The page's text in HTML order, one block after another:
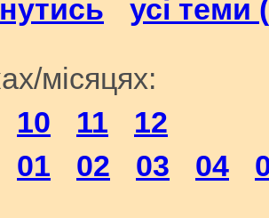
усі теми
місяцях:
10 11
12
01 02 03 04